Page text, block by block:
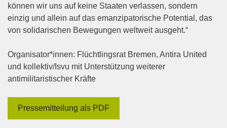
können wir uns auf keine Staaten verlassen, sondern
einzig und allein auf das emanzipatorische Potential, das
von solidarischen Bewegungen weltweit ausgeht.“
Organisator*innen: Flüchtlingsrat Bremen, Antira United
und kollektiv/Isvu mit Unterstützung weiterer
antimilitaristischer Kräfte
Pressemitteilung als PDF